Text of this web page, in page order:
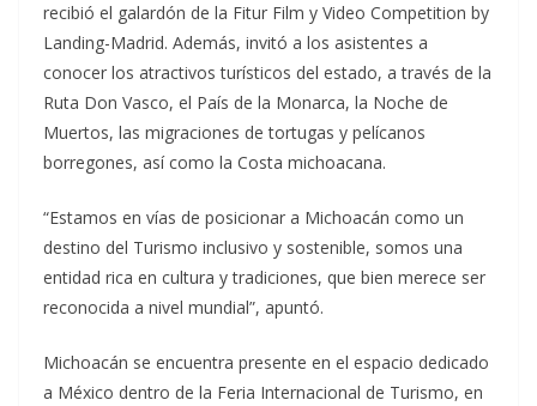
recibió el galardón de la Fitur Film y Video Competition by
Landing-Madrid. Además, invitó a los asistentes a
conocer los atractivos turísticos del estado, a través de la
Ruta Don Vasco, el País de la Monarca, la Noche de
Muertos, las migraciones de tortugas y pelícanos
borregones, así como la Costa michoacana.
“Estamos en vías de posicionar a Michoacán como un
destino del Turismo inclusivo y sostenible, somos una
entidad rica en cultura y tradiciones, que bien merece ser
reconocida a nivel mundial”, apuntó.
Michoacán se encuentra presente en el espacio dedicado
a México dentro de la Feria Internacional de Turismo, en